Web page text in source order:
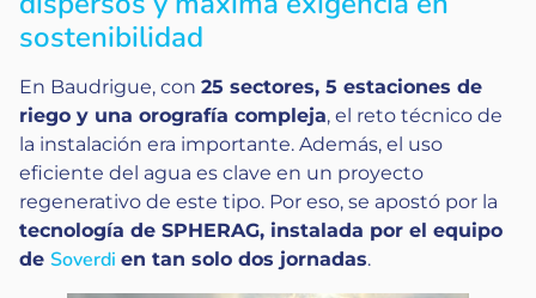
sostenibilidad
En Baudrigue, con 25 sectores, 5 estaciones de
riego y una orografía compleja, el reto técnico de
la instalación era importante. Además, el uso
eficiente del agua es clave en un proyecto
regenerativo de este tipo. Por eso, se apostó por la
tecnología de SPHERAG, instalada por el equipo
de Soverdi en tan solo dos jornadas.